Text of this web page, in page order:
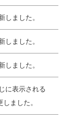
ました。
ました。
ました。
に表示される
ました。